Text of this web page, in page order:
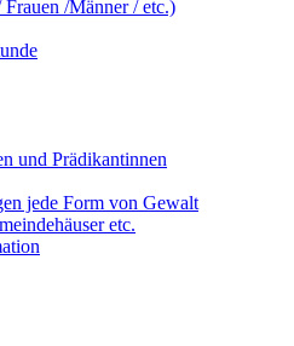
/Männer / etc.)
und Prädikantinnen
jede Form von Gewalt
etc.